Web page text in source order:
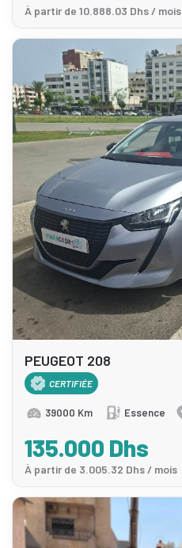
À partir de 10.888.03 Dhs / mois
PEUGEOT 208
CERTIFIÉE
39000 Km Essence
135.000 Dhs
À partir de 3.005.32 Dhs / mois